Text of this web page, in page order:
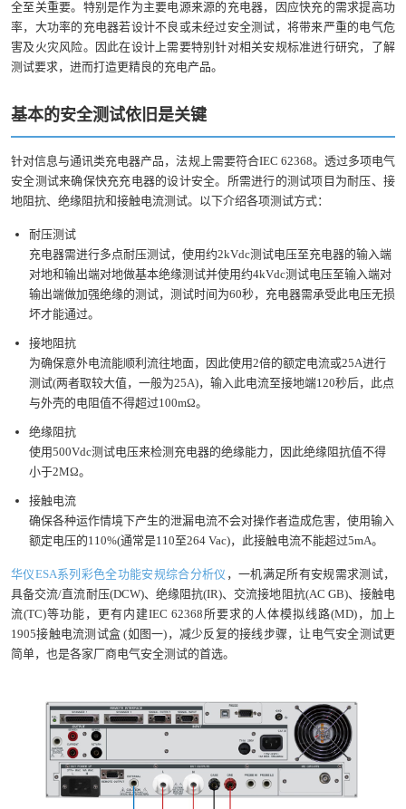
全至关重要。特别是作为主要电源来源的充电器，因应快充的需求提高功
率，大功率的充电器若设计不良或未经过安全测试，将带来严重的电气危
害及火灾风险。因此在设计上需要特别针对相关安规标准进行研究，了解
测试要求，进而打造更精良的充电产品。
基本的安全测试依旧是关键
针对信息与通讯类充电器产品，法规上需要符合IEC 62368。透过多项电气
安全测试来确保快充充电器的设计安全。所需进行的测试项目为耐压、接
地阻抗、绝缘阻抗和接触电流测试。以下介绍各项测试方式：
耐压测试
充电器需进行多点耐压测试，使用约2kVdc测试电压至充电器的输入端
对地和输出端对地做基本绝缘测试并使用约4kVdc测试电压至输入端对
输出端做加强绝缘的测试，测试时间为60秒，充电器需承受此电压无损
坏才能通过。
接地阻抗
为确保意外电流能顺利流往地面，因此使用2倍的额定电流或25A进行
测试(两者取较大值，一般为25A)，输入此电流至接地端120秒后，此点
与外壳的电阻值不得超过100mΩ。
绝缘阻抗
使用500Vdc测试电压来检测充电器的绝缘能力，因此绝缘阻抗值不得
小于2MΩ。
接触电流
确保各种运作情境下产生的泄漏电流不会对操作者造成危害，使用输入
额定电压的110%(通常是110至264 Vac)，此接触电流不能超过5mA。
华仪ESA系列彩色全功能安规综合分析仪 ，一机满足所有安规需求测试，
具备交流/直流耐压(DCW)、绝缘阻抗(IR)、交流接地阻抗(AC GB)、接触电
流(TC)等功能，更有内建IEC 62368所要求的人体模拟线路(MD)，加上
1905接触电流测试盒 (如图一)，减少反复的接线步骤，让电气安全测试更
简单，也是各家厂商电气安全测试的首选。